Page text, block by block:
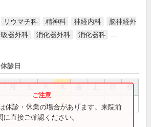
リウマチ科 精神科 神経内科
脳神経外
器外科 消化器外科 消化器科
診日
祝
● ● ● ● ●
休診・休業の場合があります。来院前
直接ご確認ください。